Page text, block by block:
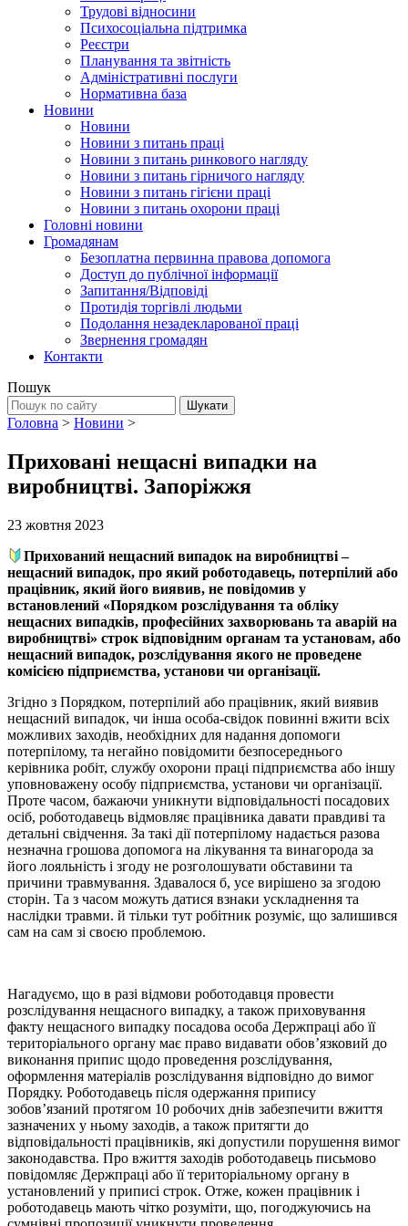
Трудові відносини
Психосоціальна підтримка
Реєстри
Планування та звітність
Адміністративні послуги
Нормативна база
Новини
Новини
Новини з питань праці
Новини з питань ринкового нагляду
Новини з питань гірничого нагляду
Новини з питань гігієни праці
Новини з питань охорони праці
Головні новини
Громадянам
Безоплатна первинна правова допомога
Доступ до публічної інформації
Запитання/Відповіді
Протидія торгівлі людьми
Подолання незадекларованої праці
Звернення громадян
Контакти
Пошук
Головна > Новини >
Приховані нещасні випадки на
виробництві. Запоріжжя
23 жовтня 2023
Прихований нещасний випадок на виробництві –
нещасний випадок, про який роботодавець, потерпілий або
працівник, який його виявив, не повідомив у
встановлений «Порядком розслідування та обліку
нещасних випадків, професійних захворювань та аварій на
виробництві» строк відповідним органам та установам, або
нещасний випадок, розслідування якого не проведене
комісією підприємства, установи чи організації.
Згідно з Порядком, потерпілий або працівник, який виявив
нещасний випадок, чи інша особа-свідок повинні вжити всіх
можливих заходів, необхідних для надання допомоги
потерпілому, та негайно повідомити безпосереднього
керівника робіт, службу охорони праці підприємства або іншу
уповноважену особу підприємства, установи чи організації.
Проте часом, бажаючи уникнути відповідальності посадових
осіб, роботодавець відмовляє працівника давати правдиві та
детальні свідчення. За такі дії потерпілому надається разова
незначна грошова допомога на лікування та винагорода за
його лояльність і згоду не розголошувати обставини та
причини травмування. Здавалося б, усе вирішено за згодою
сторін. Та з часом можуть датися взнаки ускладнення та
наслідки травми. й тільки тут робітник розуміє, що залишився
сам на сам зі своєю проблемою.
Нагадуємо, що в разі відмови роботодавця провести
розслідування нещасного випадку, а також приховування
факту нещасного випадку посадова особа Держпраці або її
територіального органу має право видавати обов’язковий до
виконання припис щодо проведення розслідування,
оформлення матеріалів розслідування відповідно до вимог
Порядку. Роботодавець після одержання припису
зобов’язаний протягом 10 робочих днів забезпечити вжиття
зазначених у ньому заходів, а також притягти до
відповідальності працівників, які допустили порушення вимог
законодавства. Про вжиття заходів роботодавець письмово
повідомляє Держпраці або її територіальному органу в
установлений у приписі строк. Отже, кожен працівник і
роботодавець мають чітко розуміти, що, погоджуючись на